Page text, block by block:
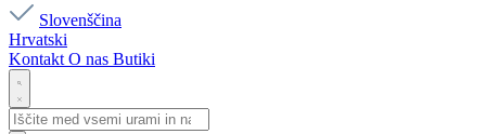
Slovenščina
Hrvatski
Kontakt O nas Butiki